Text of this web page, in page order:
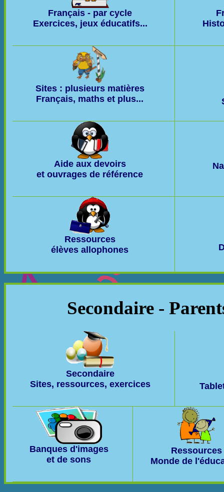
Français - par cycle
Exercices, jeux éducatifs...
Sites : plusieurs matières
Français, maths et plus...
Aide aux devoirs
et ouvrages de référence
Ressources
élèves allophones
Secondaire -
Secondaire
Sites, ressources, exercices
Banques d'images
et de sons
Ressources
Monde de